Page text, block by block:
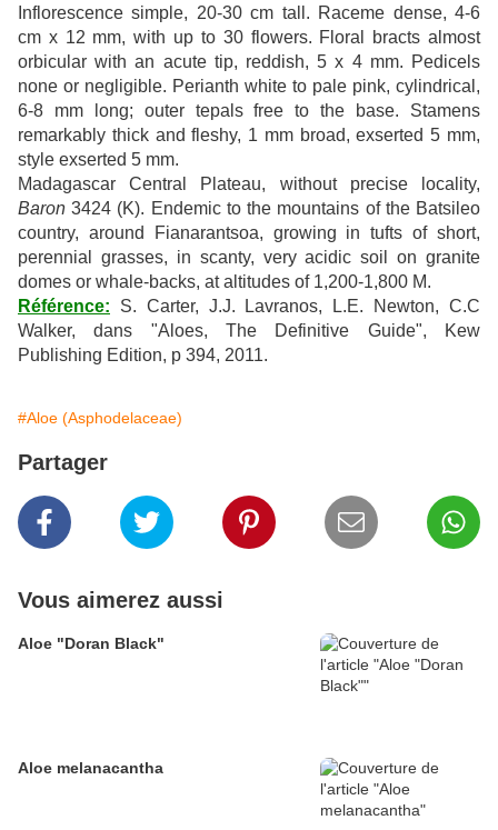
Inflorescence simple, 20-30 cm tall. Raceme dense, 4-6
cm x 12 mm, with up to 30 flowers. Floral bracts almost
orbicular with an acute tip, reddish, 5 x 4 mm. Pedicels
none or negligible. Perianth white to pale pink, cylindrical,
6-8 mm long; outer tepals free to the base. Stamens
remarkably thick and fleshy, 1 mm broad, exserted 5 mm,
style exserted 5 mm.
Madagascar Central Plateau, without precise locality,
Baron 3424 (K). Endemic to the mountains of the Batsileo
country, around Fianarantsoa, growing in tufts of short,
perennial grasses, in scanty, very acidic soil on granite
domes or whale-backs, at altitudes of 1,200-1,800 M.
Référence: S. Carter, J.J. Lavranos, L.E. Newton, C.C
Walker, dans "Aloes, The Definitive Guide", Kew
Publishing Edition, p 394, 2011.
#Aloe (Asphodelaceae)
Partager
Vous aimerez aussi
Aloe "Doran Black"
Aloe melanacantha